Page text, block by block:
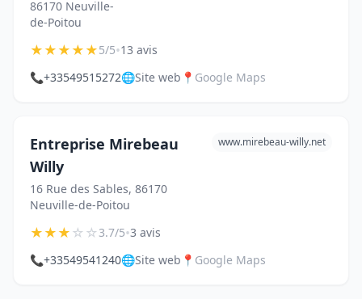
86170 Neuville-
de-Poitou
★★★★★5/5•13 avis
📞+33549515272🌐Site web 📍 Google Maps
Entreprise Mirebeau
Willy
16 Rue des Sables, 86170
Neuville-de-Poitou
www.mirebeau-willy.net
★★★☆☆3.7/5•3 avis
📞+33549541240🌐Site web 📍 Google Maps